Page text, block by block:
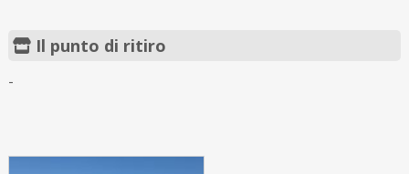
Il punto di ritiro
-